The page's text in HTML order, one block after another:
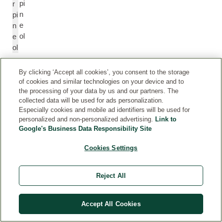
r
pi
n
e
ol
pi
n
e
ol
V
a
lli
n
Qualität
INCI-
By clicking ‘Accept all cookies’, you consent to the storage
of cookies and similar technologies on your device and to
the processing of your data by us and our partners. The
collected data will be used for ads personalization.
Especially cookies and mobile ad identifiers will be used for
personalized and non-personalized advertising. Link to
Google's Business Data Responsibility Site
Cookies Settings
Reject All
Accept All Cookies